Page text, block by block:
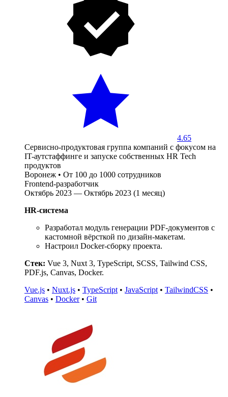
4.65
Сервисно-продуктовая группа компаний с фокусом на
IT-аутстаффинге и запуске собственных HR Tech
продуктов
Воронеж • От 100 до 1000 сотрудников
Frontend-разработчик
Октябрь 2023 — Октябрь 2023 (1 месяц)
HR-система
Разработал модуль генерации PDF-документов с
кастомной вёрсткой по дизайн-макетам.
Настроил Docker-сборку проекта.
Стек: Vue 3, Nuxt 3, TypeScript, SCSS, Tailwind CSS,
PDF.js, Canvas, Docker.
Vue.js • Nuxt.js • TypeScript • JavaScript • TailwindCSS •
Canvas • Docker• Git